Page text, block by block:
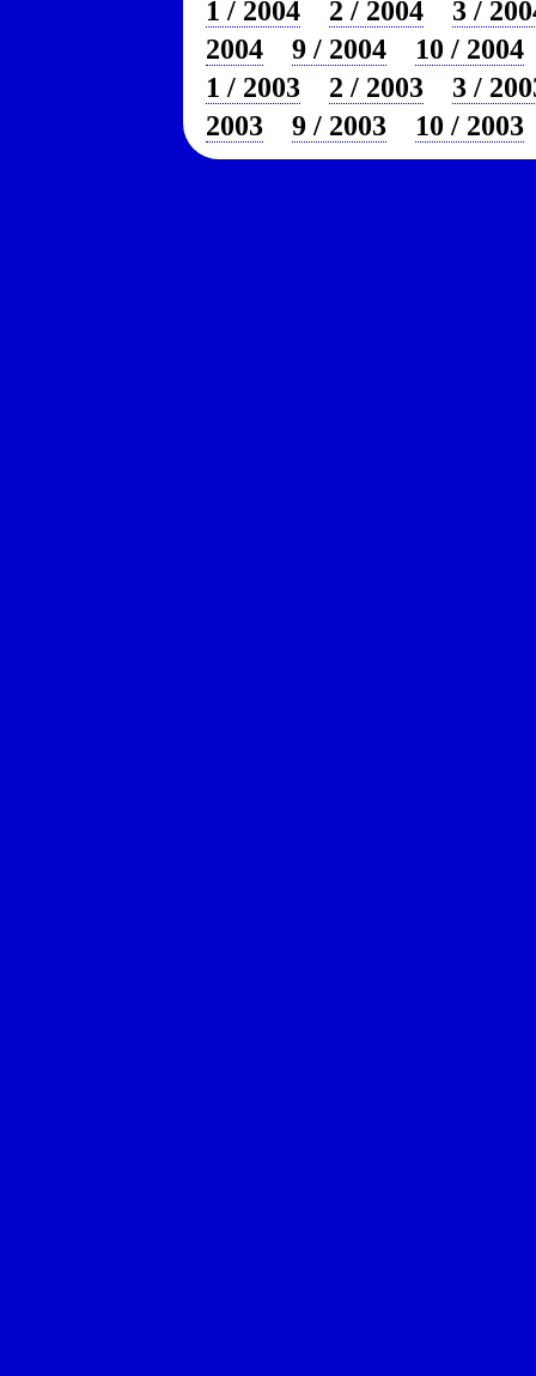
1 / 2004 2 / 2004
3 /
2004
9 / 2004
10 / 2004
1 / 2003
2 / 2003
3 /
2003
9 / 2003 10 / 2003